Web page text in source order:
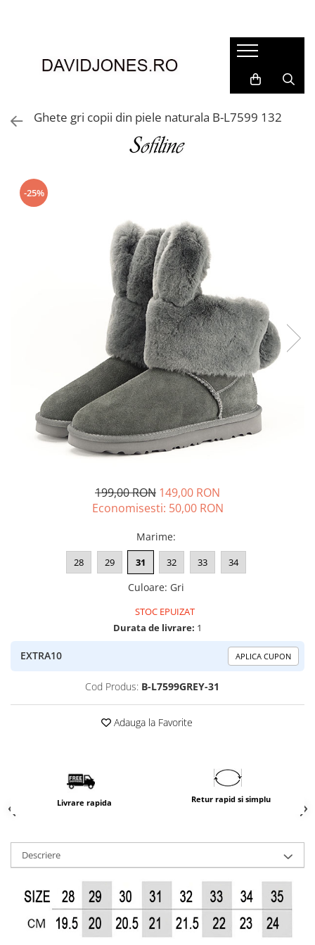
Accesorii
Genti din piele
Incaltaminte
Ghete gri copii din piele naturala B-L7599 132
-25%
199,00 RON 149,00 RON
Economisesti: 50,00 RON
Marime:
28 29 31 32 33 34
Culoare: Gri
STOC EPUIZAT
Durata de livrare: 1
EXTRA10 APLICA CUPON
Cod Produs: B-L7599GREY-31
Adauga la Favorite
Livrare rapida Retur rapid si simplu
Descriere